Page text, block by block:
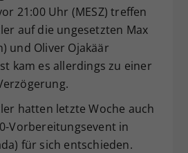
21:00 Uhr (MESZ) treffen
auf die ungesetzten Max
und Oliver Ojakäär
kam es allerdings zu einer
hatten letzte Woche auch
Vorbereitungsevent in
für sich entschieden.